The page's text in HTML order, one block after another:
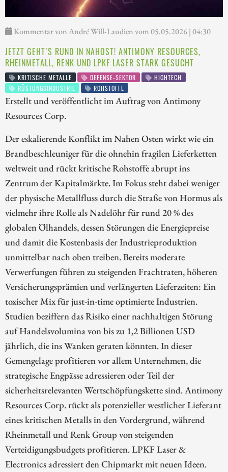
Kommentar von André Will-Laudien vom 05.05.2026 | 04:30
JETZT GEHT´S RUND IN NAHOST! ANTIMONY RESOURCES,
RHEINMETALL, RENK UND LPKF LASER STARK GESUCHT
KRITISCHE METALLE DEFENSE-SEKTOR
HIGHTECH
RÜSTUNGSINDUSTRIE
ROHSTOFFE
Erstellt und veröffentlicht im Auftrag von Antimony
Resources Corp.
Der eskalierende Konflikt im Nahen Osten wirkt wie ein
Brandbeschleuniger für die ohnehin fragilen Lieferketten
weltweit und rückt kritische Rohstoffe abrupt ins
Zentrum der Kapitalmärkte. Im Fokus steht dabei weniger
der physische Metallfluss durch die Straße von Hormus als
vielmehr ihre Rolle als Nadelöhr für rund 20 % des
globalen Ölhandels, dessen Störungen die Energiepreise
und damit die Kostenbasis der Industrieproduktion
unmittelbar nach oben treiben. Bereits moderate
Verwerfungen führen zu steigenden Frachtraten, höheren
Versicherungsprämien und verlängerten Lieferzeiten: Ein
toxischer Mix für just-in-time optimierte Industrien.
Studien beziffern das Risiko einer nachhaltigen Störung
auf Handelsvolumina von bis zu 1,2 Billionen USD
jährlich, die ins Wanken geraten könnten. In dieser
Gemengelage profitieren vor allem Unternehmen, die
strategische Engpässe adressieren oder Teil der
sicherheitsrelevanten Wertschöpfungskette sind. Antimony
Resources Corp. rückt als potenzieller westlicher Lieferant
eines kritischen Metalls in den Vordergrund, während
Rheinmetall und Renk Group von steigenden
Verteidigungsbudgets profitieren. LPKF Laser &
Electronics adressiert den Chipmarkt mit neuen Ideen.